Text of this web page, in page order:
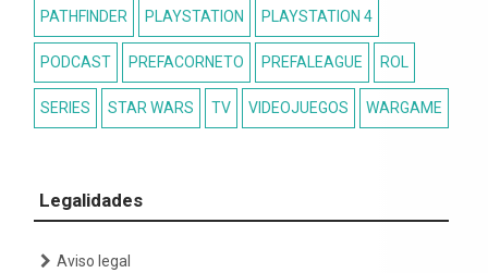
PATHFINDER PLAYSTATION PLAYSTATION 4
PODCAST PREFACORNETO PREFALEAGUE ROL
SERIES STAR WARS TV VIDEOJUEGOS WARGAME
Legalidades
Aviso legal